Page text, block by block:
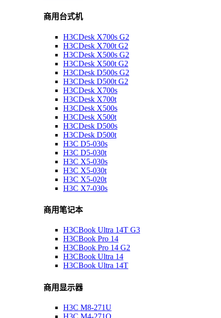
商用台式机
H3CDesk X700s G2
H3CDesk X700t G2
H3CDesk X500s G2
H3CDesk X500t G2
H3CDesk D500s G2
H3CDesk D500t G2
H3CDesk X700s
H3CDesk X700t
H3CDesk X500s
H3CDesk X500t
H3CDesk D500s
H3CDesk D500t
H3C D5-030s
H3C D5-030t
H3C X5-030s
H3C X5-030t
H3C X5-020t
H3C X7-030s
商用笔记本
H3CBook Ultra 14T G3
H3CBook Pro 14
H3CBook Pro 14 G2
H3CBook Ultra 14
H3CBook Ultra 14T
商用显示器
H3C M8-271U
H3C M4-271Q